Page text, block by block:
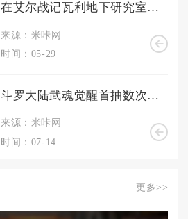
在艾尔战记瓦利地下研究室中应该如何解决难题
来源：米咔网
时间：05-29
斗罗大陆武魂觉醒首抽数次抽哪个比较划算
来源：米咔网
时间：07-14
更多>>